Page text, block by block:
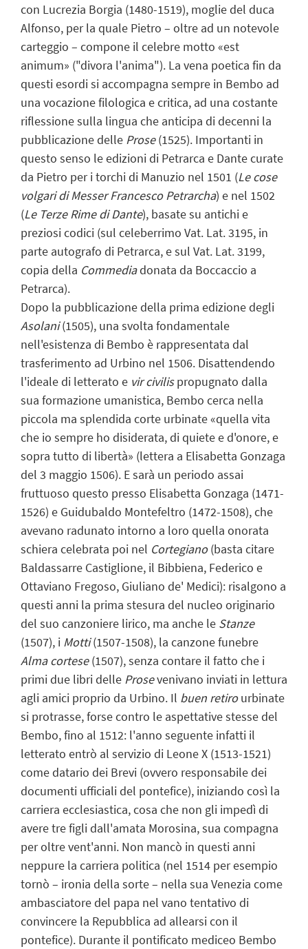
con Lucrezia Borgia (1480-1519), moglie del duca
Alfonso, per la quale Pietro – oltre ad un notevole
carteggio – compone il celebre motto «est
animum» ("divora l'anima"). La vena poetica fin da
questi esordi si accompagna sempre in Bembo ad
una vocazione filologica e critica, ad una costante
riflessione sulla lingua che anticipa di decenni la
pubblicazione delle Prose(1525). Importanti in
questo senso le edizioni di Petrarca e Dante curate
da Pietro per i torchi di Manuzio nel 1501 (Le cose
volgari di Messer Francesco Petrarcha) e nel 1502
(Le Terze Rime di Dante), basate su antichi e
preziosi codici (sul celeberrimo Vat. Lat. 3195, in
parte autografo di Petrarca, e sul Vat. Lat. 3199,
copia della Commediadonata da Boccaccio a
Petrarca).
Dopo la pubblicazione della prima edizione degli
Asolani(1505), una svolta fondamentale
nell'esistenza di Bembo è rappresentata dal
trasferimento ad Urbino nel 1506. Disattendendo
l'ideale di letterato e vir civilispropugnato dalla
sua formazione umanistica, Bembo cerca nella
piccola ma splendida corte urbinate «quella vita
che io sempre ho disiderata, di quiete e d'onore, e
sopra tutto di libertà» (lettera a Elisabetta Gonzaga
del 3 maggio 1506). E sarà un periodo assai
fruttuoso questo presso Elisabetta Gonzaga (1471-
1526) e Guidubaldo Montefeltro (1472-1508), che
avevano radunato intorno a loro quella onorata
schiera celebrata poi nel Cortegiano(basta citare
Baldassarre Castiglione, il Bibbiena, Federico e
Ottaviano Fregoso, Giuliano de' Medici): risalgono a
questi anni la prima stesura del nucleo originario
del suo canzoniere lirico, ma anche le Stanze
(1507), i Motti(1507-1508), la canzone funebre
Alma cortese(1507), senza contare il fatto che i
primi due libri delle Prosevenivano inviati in lettura
agli amici proprio da Urbino. Il buen retirourbinate
si protrasse, forse contro le aspettative stesse del
Bembo, fino al 1512: l'anno seguente infatti il
letterato entrò al servizio di Leone X (1513-1521)
come datario dei Brevi (ovvero responsabile dei
documenti ufficiali del pontefice), iniziando così la
carriera ecclesiastica, cosa che non gli impedì di
avere tre figli dall'amata Morosina, sua compagna
per oltre vent'anni. Non mancò in questi anni
neppure la carriera politica (nel 1514 per esempio
tornò – ironia della sorte – nella sua Venezia come
ambasciatore del papa nel vano tentativo di
convincere la Repubblica ad allearsi con il
pontefice). Durante il pontificato mediceo Bembo